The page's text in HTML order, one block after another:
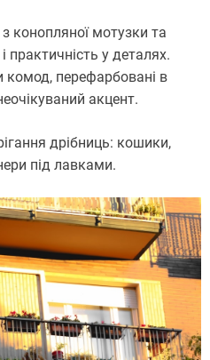
з конопляної мотузки та
практичність у деталях.
комод, перефарбовані в
акцент.
дрібниць: кошики,
під лавками.